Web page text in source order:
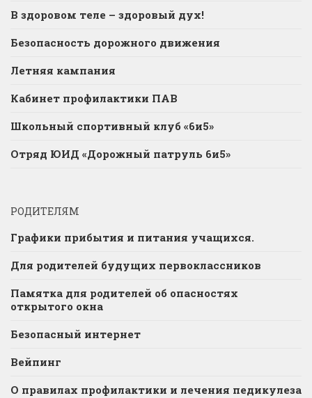
В здоровом теле – здоровый дух!
Безопасность дорожного движения
Летняя кампания
Кабинет профилактики ПАВ
Школьный спортивный клуб «6и5»
Отряд ЮИД «Дорожный патруль 6и5»
РОДИТЕЛЯМ
Графики прибытия и питания учащихся.
Для родителей будущих первоклассников
Памятка для родителей об опасностях
открытого окна
Безопасный интернет
Вейпинг
О правилах профилактики и лечения педикулеза